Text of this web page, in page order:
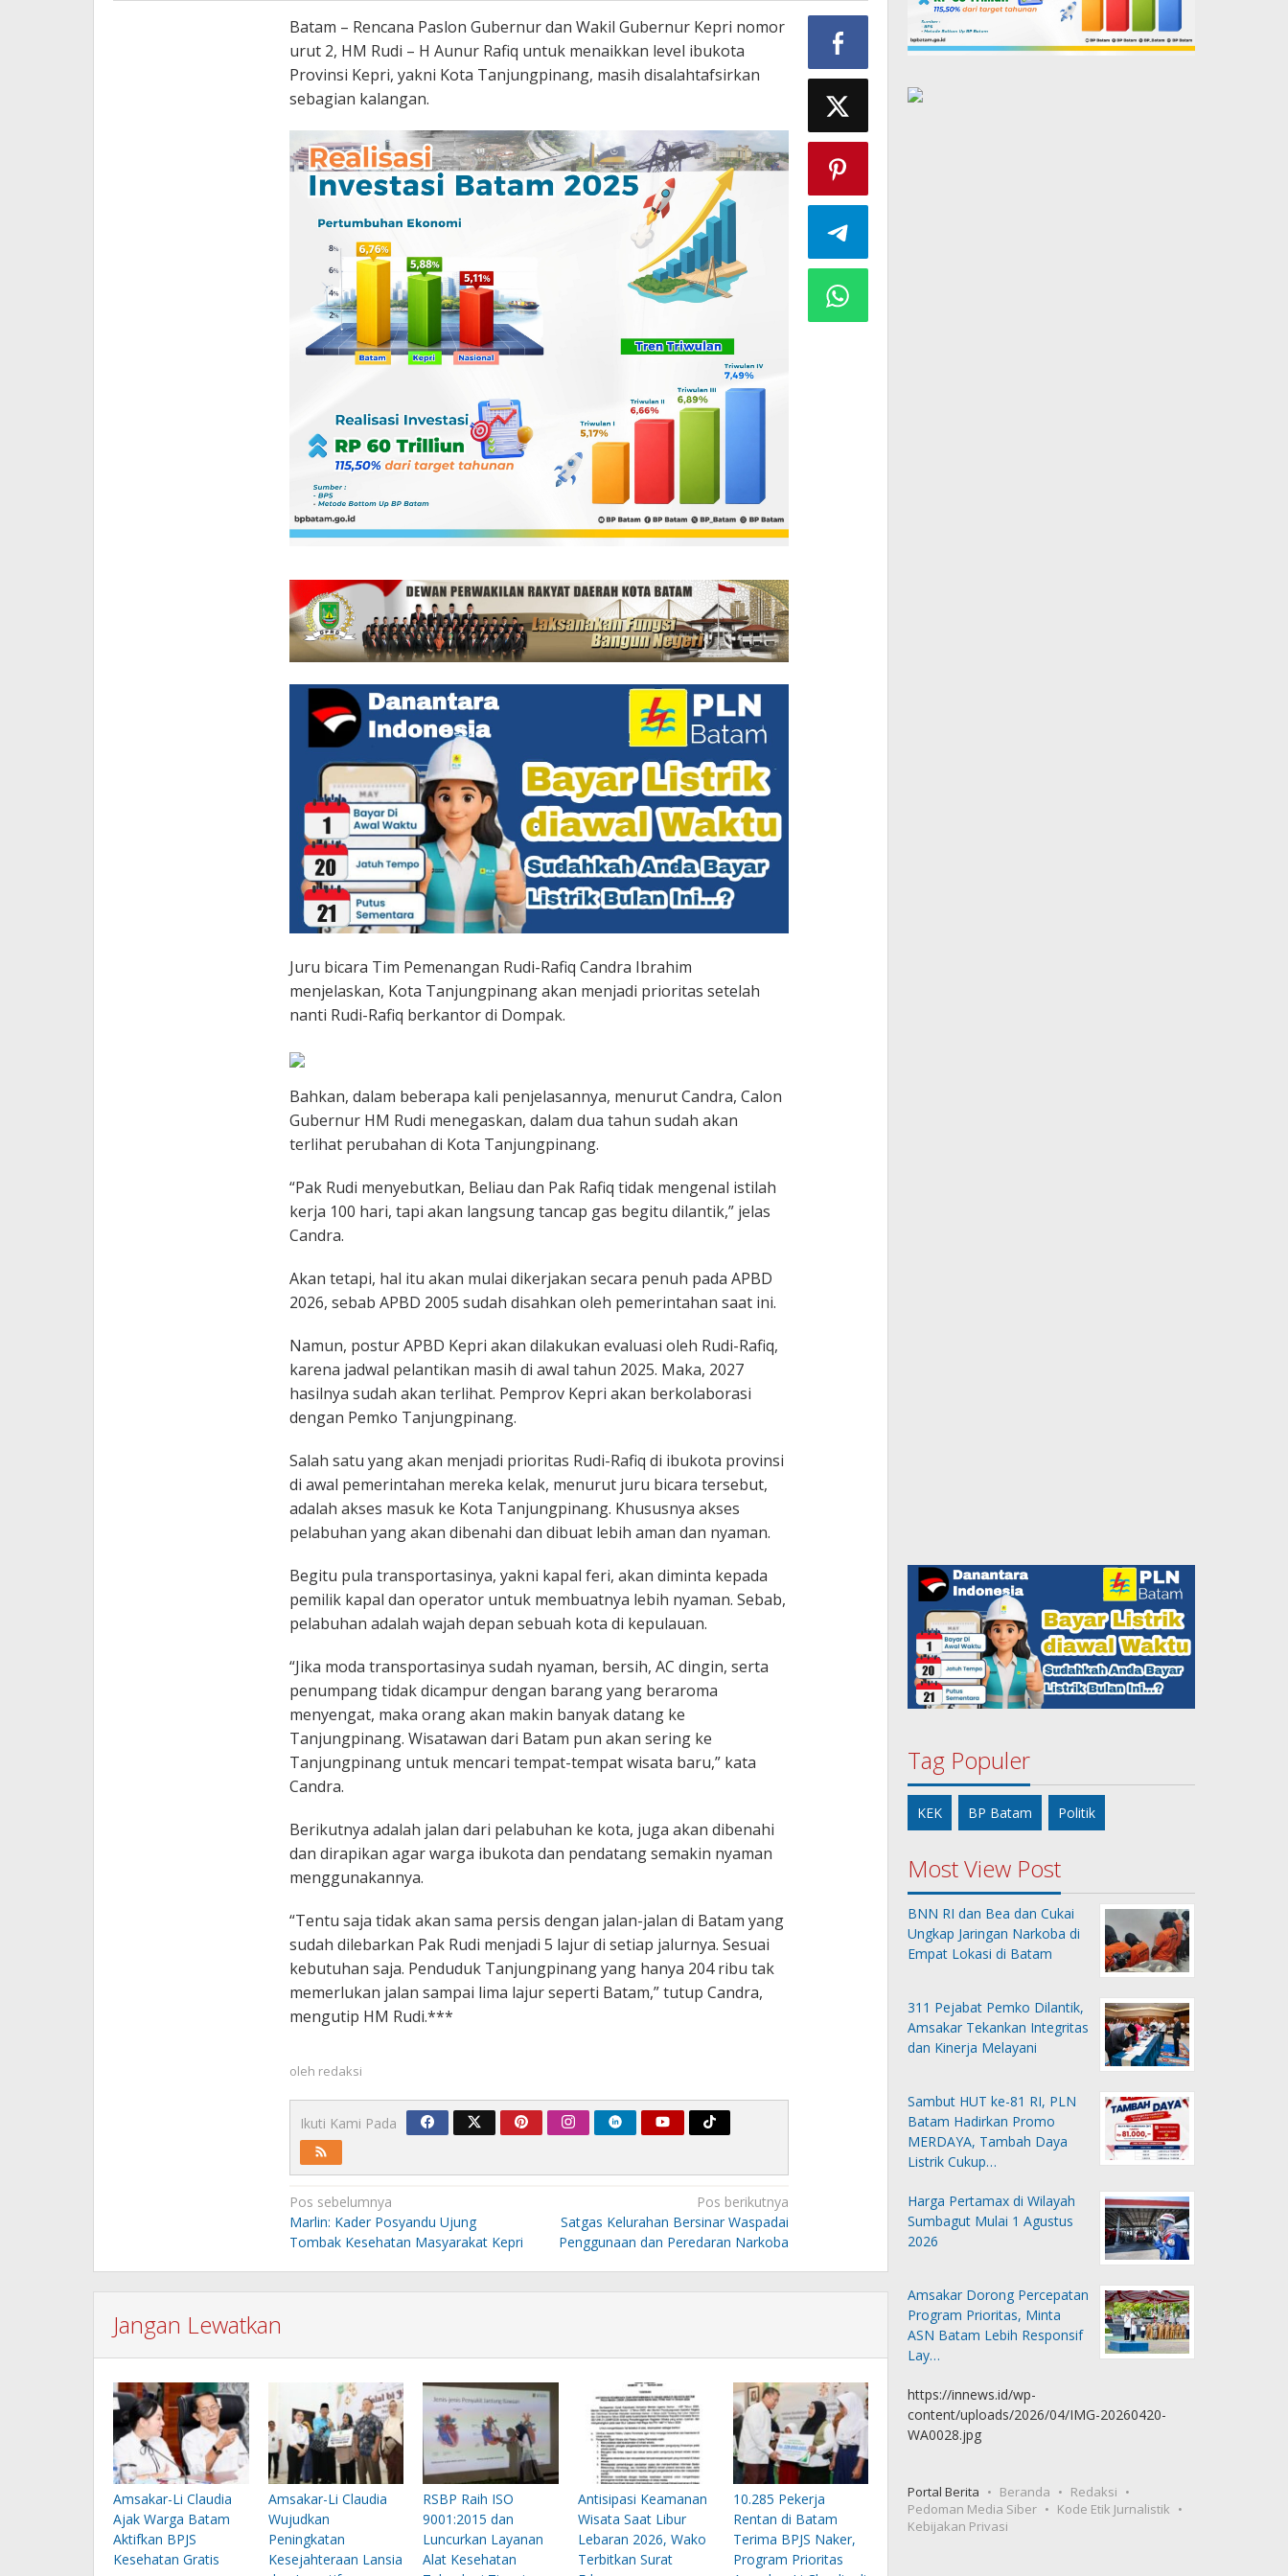
Batam – Rencana Paslon Gubernur dan Wakil Gubernur Kepri nomor
urut 2, HM Rudi – H Aunur Rafiq untuk menaikkan level ibukota
Provinsi Kepri, yakni Kota Tanjungpinang, masih disalahtafsirkan
sebagian kalangan.
Juru bicara Tim Pemenangan Rudi-Rafiq Candra Ibrahim
menjelaskan, Kota Tanjungpinang akan menjadi prioritas setelah
nanti Rudi-Rafiq berkantor di Dompak.
Bahkan, dalam beberapa kali penjelasannya, menurut Candra, Calon
Gubernur HM Rudi menegaskan, dalam dua tahun sudah akan
terlihat perubahan di Kota Tanjungpinang.
“Pak Rudi menyebutkan, Beliau dan Pak Rafiq tidak mengenal istilah
kerja 100 hari, tapi akan langsung tancap gas begitu dilantik,” jelas
Candra.
Akan tetapi, hal itu akan mulai dikerjakan secara penuh pada APBD
2026, sebab APBD 2005 sudah disahkan oleh pemerintahan saat ini.
Namun, postur APBD Kepri akan dilakukan evaluasi oleh Rudi-Rafiq,
karena jadwal pelantikan masih di awal tahun 2025. Maka, 2027
hasilnya sudah akan terlihat. Pemprov Kepri akan berkolaborasi
dengan Pemko Tanjungpinang.
Salah satu yang akan menjadi prioritas Rudi-Rafiq di ibukota provinsi
di awal pemerintahan mereka kelak, menurut juru bicara tersebut,
adalah akses masuk ke Kota Tanjungpinang. Khususnya akses
pelabuhan yang akan dibenahi dan dibuat lebih aman dan nyaman.
Begitu pula transportasinya, yakni kapal feri, akan diminta kepada
pemilik kapal dan operator untuk membuatnya lebih nyaman. Sebab,
pelabuhan adalah wajah depan sebuah kota di kepulauan.
“Jika moda transportasinya sudah nyaman, bersih, AC dingin, serta
penumpang tidak dicampur dengan barang yang beraroma
menyengat, maka orang akan makin banyak datang ke
Tanjungpinang. Wisatawan dari Batam pun akan sering ke
Tanjungpinang untuk mencari tempat-tempat wisata baru,” kata
Candra.
Berikutnya adalah jalan dari pelabuhan ke kota, juga akan dibenahi
dan dirapikan agar warga ibukota dan pendatang semakin nyaman
menggunakannya.
“Tentu saja tidak akan sama persis dengan jalan-jalan di Batam yang
sudah dilebarkan Pak Rudi menjadi 5 lajur di setiap jalurnya. Sesuai
kebutuhan saja. Penduduk Tanjungpinang yang hanya 204 ribu tak
memerlukan jalan sampai lima lajur seperti Batam,” tutup Candra,
mengutip HM Rudi.***
oleh redaksi
Ikuti Kami Pada
Navigasi
pos
Pos sebelumnya
Marlin: Kader Posyandu Ujung
Tombak Kesehatan Masyarakat Kepri
Pos berikutnya
Satgas Kelurahan Bersinar Waspadai
Penggunaan dan Peredaran Narkoba
Jangan Lewatkan
Amsakar-Li Claudia
Ajak Warga Batam
Aktifkan BPJS
Kesehatan Gratis
Amsakar-Li Claudia
Wujudkan
Peningkatan
Kesejahteraan Lansia
RSBP Raih ISO
9001:2015 dan
Luncurkan Layanan
Alat Kesehatan
Antisipasi Keamanan
Wisata Saat Libur
Lebaran 2026, Wako
Terbitkan Surat
10.285 Pekerja
Rentan di Batam
Terima BPJS Naker,
Program Prioritas
Tag Populer
KEK BP Batam Politik
Most View Post
BNN RI dan Bea dan Cukai
Ungkap Jaringan Narkoba di
Empat Lokasi di Batam
311 Pejabat Pemko Dilantik,
Amsakar Tekankan Integritas
dan Kinerja Melayani
Sambut HUT ke-81 RI, PLN
Batam Hadirkan Promo
MERDAYA, Tambah Daya
Listrik Cukup…
Harga Pertamax di Wilayah
Sumbagut Mulai 1 Agustus
2026
Amsakar Dorong Percepatan
Program Prioritas, Minta
ASN Batam Lebih Responsif
Lay…
https://innews.id/wp-
content/uploads/2026/04/IMG-20260420-
WA0028.jpg
Portal Berita Beranda
Redaksi
Pedoman Media Siber
Kode Etik Jurnalistik
Kebijakan Privasi